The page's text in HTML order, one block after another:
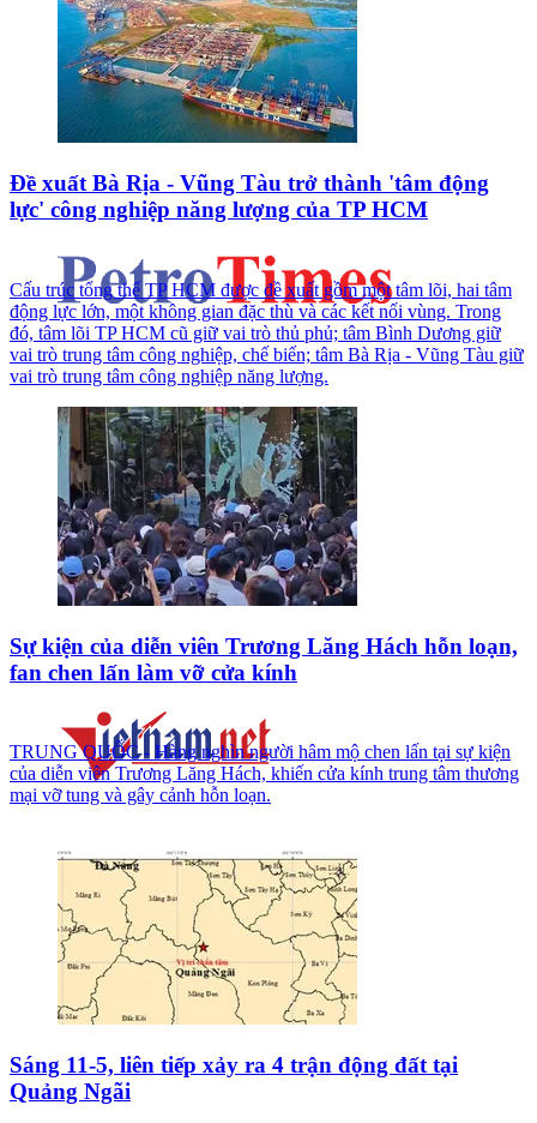
Đề xuất Bà Rịa - Vũng Tàu trở thành 'tâm động
lực' công nghiệp năng lượng của TP HCM
Cấu trúc tổng thể TP HCM được đề xuất gồm một tâm lõi, hai tâm
động lực lớn, một không gian đặc thù và các kết nối vùng. Trong
đó, tâm lõi TP HCM cũ giữ vai trò thủ phủ; tâm Bình Dương giữ
vai trò trung tâm công nghiệp, chế biến; tâm Bà Rịa - Vũng Tàu giữ
vai trò trung tâm công nghiệp năng lượng.
Sự kiện của diễn viên Trương Lăng Hách hỗn loạn,
fan chen lấn làm vỡ cửa kính
TRUNG QUỐC - Hàng nghìn người hâm mộ chen lấn tại sự kiện
của diễn viên Trương Lăng Hách, khiến cửa kính trung tâm thương
mại vỡ tung và gây cảnh hỗn loạn.
Sáng 11-5, liên tiếp xảy ra 4 trận động đất tại
Quảng Ngãi